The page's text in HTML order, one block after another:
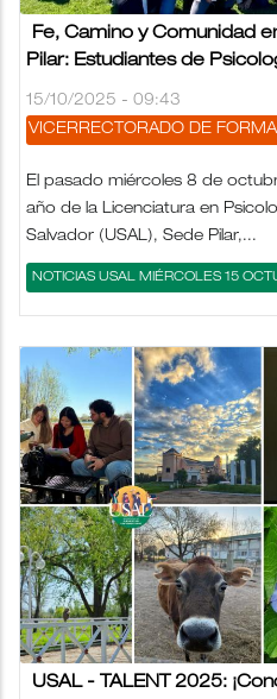
Fe, Camino y Comunidad
Pilar: Estudiantes de
15/10/2025 - 09:43
VICERRECTORADO DE
El pasado miércoles 8 de
año de la Licenciatura en
Salvador (USAL), Sede Pilar,...
NOTICIAS USAL MIÉRCOLES 15
USAL - TALENT 2025: